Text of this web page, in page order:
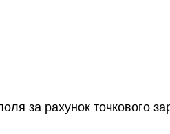
за рахунок точкового